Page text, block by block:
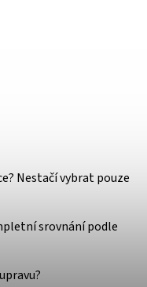
Nestačí vybrat pouze
srovnání podle